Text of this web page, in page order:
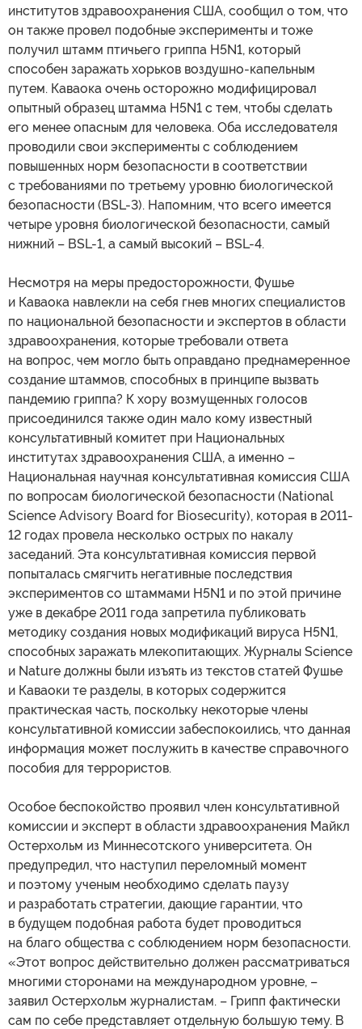
институтов здравоохранения США, сообщил о том, что
он также провел подобные эксперименты и тоже
получил штамм птичьего гриппа H5N1, который
способен заражать хорьков воздушно-капельным
путем. Каваока очень осторожно модифицировал
опытный образец штамма H5N1 с тем, чтобы сделать
его менее опасным для человека. Оба исследователя
проводили свои эксперименты с соблюдением
повышенных норм безопасности в соответствии
с требованиями по третьему уровню биологической
безопасности (BSL-3). Напомним, что всего имеется
четыре уровня биологической безопасности, самый
нижний – BSL-1, а самый высокий – BSL-4.
Несмотря на меры предосторожности, Фушье
и Каваока навлекли на себя гнев многих специалистов
по национальной безопасности и экспертов в области
здравоохранения, которые требовали ответа
на вопрос, чем могло быть оправдано преднамеренное
создание штаммов, способных в принципе вызвать
пандемию гриппа? К хору возмущенных голосов
присоединился также один мало кому известный
консультативный комитет при Национальных
институтах здравоохранения США, а именно –
Национальная научная консультативная комиссия США
по вопросам биологической безопасности (National
Science Advisory Board for Biosecurity), которая в 2011-
12 годах провела несколько острых по накалу
заседаний. Эта консультативная комиссия первой
попыталась смягчить негативные последствия
экспериментов со штаммами H5N1 и по этой причине
уже в декабре 2011 года запретила публиковать
методику создания новых модификаций вируса H5N1,
способных заражать млекопитающих. Журналы Science
и Nature должны были изъять из текстов статей Фушье
и Каваоки те разделы, в которых содержится
практическая часть, поскольку некоторые члены
консультативной комиссии забеспокоились, что данная
информация может послужить в качестве справочного
пособия для террористов.
Особое беспокойство проявил член консультативной
комиссии и эксперт в области здравоохранения Майкл
Остерхольм из Миннесотского университета. Он
предупредил, что наступил переломный момент
и поэтому ученым необходимо сделать паузу
и разработать стратегии, дающие гарантии, что
в будущем подобная работа будет проводиться
на благо общества с соблюдением норм безопасности.
«Этот вопрос действительно должен рассматриваться
многими сторонами на международном уровне, –
заявил Остерхольм журналистам. – Грипп фактически
сам по себе представляет отдельную большую тему. В